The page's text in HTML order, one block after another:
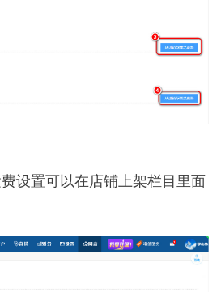
设置可以在店铺上架栏目里面